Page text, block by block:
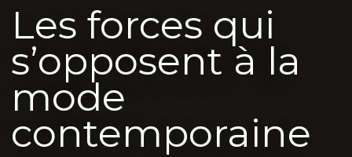
Les forces qui
s’opposent à la
mode
contemporaine